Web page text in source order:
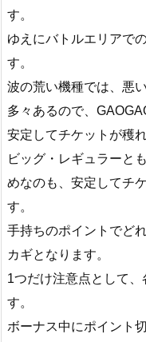
す。
ゆえにバトルエリアで
す。
波の荒い機種では、悪
多々あるので、
安定してチケットが穫
ビッグ・レギュラーと
めなのも、安定してチ
す。
手持ちのポイントでど
カギとなります。
1つだけ注意点として
す。
ボーナス中にポイント